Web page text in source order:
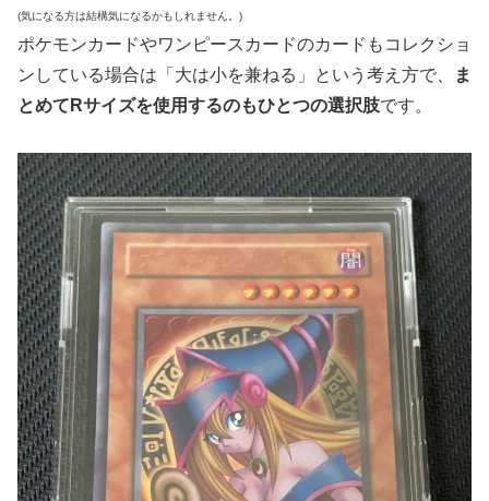
(気になる方は結構気になるかもしれません。)
ポケモンカードやワンピースカードのカードもコレクショ
ンしている場合は「大は小を兼ねる」という考え方で、
ま
とめてRサイズを使用するのもひとつの選択肢です。